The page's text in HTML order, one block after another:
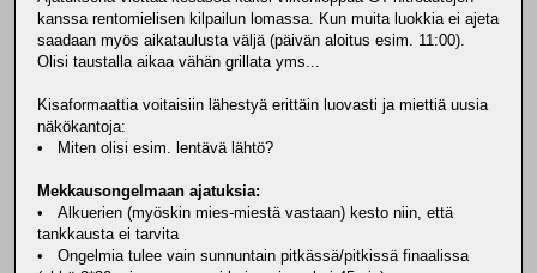
kanssa rentomielisen kilpailun lomassa. Kun muita luokkia ei ajeta
saadaan myös aikataulusta väljä (päivän aloitus esim. 11:00).
Olisi taustalla aikaa vähän grillata yms...
Kisaformaattia voitaisiin lähestyä erittäin luovasti ja miettiä uusia
näkökantoja:
• Miten olisi esim. lentävä lähtö?
Mekkausongelmaan ajatuksia:
• Alkuerien (myöskin mies-miestä vastaan) kesto niin, että
tankkausta ei tarvita
• Ongelmia tulee vain sunnuntain pitkässä/pitkissä finaalissa